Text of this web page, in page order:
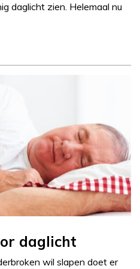
daglicht zien. Helemaal nu
daglicht
wil slapen doet er